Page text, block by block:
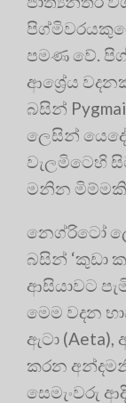
පමණ වේ.
ආශ්‍රේය
බසින්
ලෙසින්
වැලමිටෙහි
මනින
නෙග්රිටෝ
බසින් ‘කුඩා
ආසියාවට
මෙම වදන
ඇටා
කරන
සෙමැංවරු